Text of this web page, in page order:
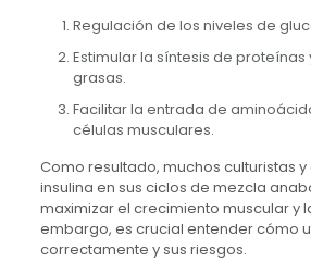
Regulación de los niveles de
Estimular la síntesis de
grasas.
Facilitar la entrada de
células musculares.
Como resultado, muchos culturistas y
insulina en sus ciclos de mezcla
maximizar el crecimiento muscular y
embargo, es crucial entender cómo
correctamente y sus riesgos.